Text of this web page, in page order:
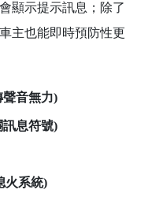
顯示提示訊息；除了
主也能即時預防性更
聲音無力)
訊息符號)
火系統)